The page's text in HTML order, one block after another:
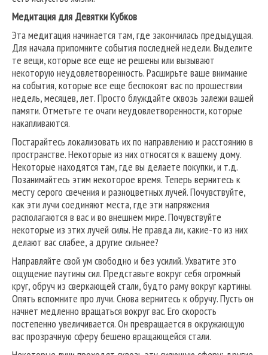
Медитация для Девятки Кубков
Эта медитация начинается там, где закончилась предыдущая.
Для начала припомните события последней недели. Выделите
те вещи, которые все еще не решены или вызывают
некоторую неудовлетворенность. Расширьте ваше внимание
на события, которые все еще беспокоят вас по прошествии
недель, месяцев, лет. Просто блуждайте сквозь залежи вашей
памяти. Отметьте те очаги неудовлетворенности, которые
накапливаются.
Постарайтесь локализовать их по направлению и расстоянию в
пространстве. Некоторые из них относятся к вашему дому.
Некоторые находятся там, где вы делаете покупки, и т.д.
Позанимайтесь этим некоторое время. Теперь вернитесь к
месту серого свечения и разноцветных лучей. Почувствуйте,
как эти лучи соединяют места, где эти напряжения
располагаются в вас и во внешнем мире. Почувствуйте
некоторые из этих лучей силы. Не правда ли, какие-то из них
делают вас слабее, а другие сильнее?
Направляйте свой ум свободно и без усилий. Ухватите это
ощущение паутины сил. Представьте вокруг себя огромный
круг, обруч из сверкающей стали, будто раму вокруг картины.
Опять вспомните про лучи. Снова вернитесь к обручу. Пусть он
начнет медленно вращаться вокруг вас. Его скорость
постепенно увеличивается. Он превращается в окружающую
вас прозрачную сферу бешено вращающейся стали.